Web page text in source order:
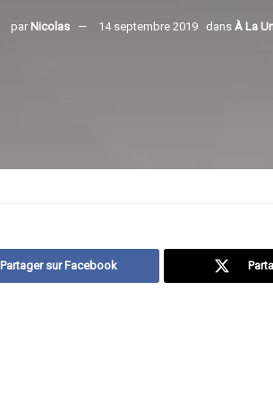
par Nicolas 14 septembre 2019 dans À La
Partager sur Facebook